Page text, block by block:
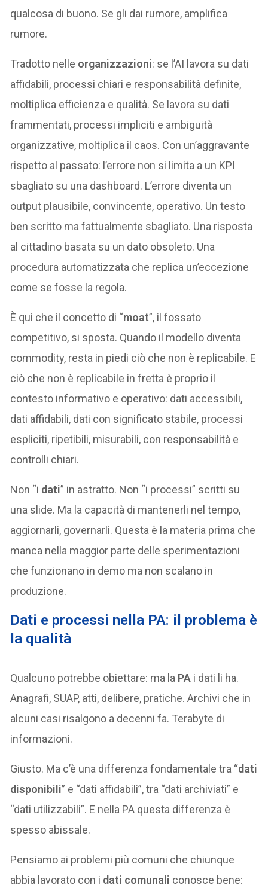
qualcosa di buono. Se gli dai rumore, amplifica
rumore.
Tradotto nelle organizzazioni: se l’AI lavora su dati
affidabili, processi chiari e responsabilità definite,
moltiplica efficienza e qualità. Se lavora su dati
frammentati, processi impliciti e ambiguità
organizzative, moltiplica il caos. Con un’aggravante
rispetto al passato: l’errore non si limita a un KPI
sbagliato su una dashboard. L’errore diventa un
output plausibile, convincente, operativo. Un testo
ben scritto ma fattualmente sbagliato. Una risposta
al cittadino basata su un dato obsoleto. Una
procedura automatizzata che replica un’eccezione
come se fosse la regola.
È qui che il concetto di “moat”, il fossato
competitivo, si sposta. Quando il modello diventa
commodity, resta in piedi ciò che non è replicabile. E
ciò che non è replicabile in fretta è proprio il
contesto informativo e operativo: dati accessibili,
dati affidabili, dati con significato stabile, processi
espliciti, ripetibili, misurabili, con responsabilità e
controlli chiari.
Non “i dati” in astratto. Non “i processi” scritti su
una slide. Ma la capacità di mantenerli nel tempo,
aggiornarli, governarli. Questa è la materia prima che
manca nella maggior parte delle sperimentazioni
che funzionano in demo ma non scalano in
produzione.
Dati e processi nella PA: il problema è
la qualità
Qualcuno potrebbe obiettare: ma la PA i dati li ha.
Anagrafi, SUAP, atti, delibere, pratiche. Archivi che in
alcuni casi risalgono a decenni fa. Terabyte di
informazioni.
Giusto. Ma c’è una differenza fondamentale tra “dati
disponibili” e “dati affidabili”, tra “dati archiviati” e
“dati utilizzabili”. E nella PA questa differenza è
spesso abissale.
Pensiamo ai problemi più comuni che chiunque
abbia lavorato con i dati comunali conosce bene: